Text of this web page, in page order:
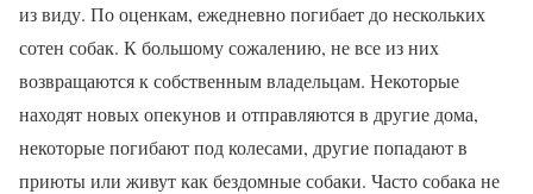
из виду. По оценкам, ежедневно погибает до нескольких
сотен собак. К большому сожалению, не все из них
возвращаются к собственным владельцам. Некоторые
находят новых опекунов и отправляются в другие дома,
некоторые погибают под колесами, другие попадают в
приюты или живут как бездомные собаки. Часто собака не